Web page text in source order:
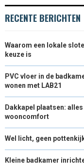
RECENTE BERICHTEN
Waarom een lokale
keuze is
PVC vloer in de
wonen met LAB21
Dakkapel plaatsen:
wooncomfort
Wel licht, geen
Kleine badkamer